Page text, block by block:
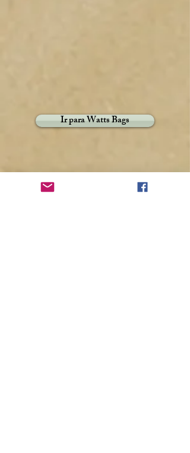
Ir para Watts Bags